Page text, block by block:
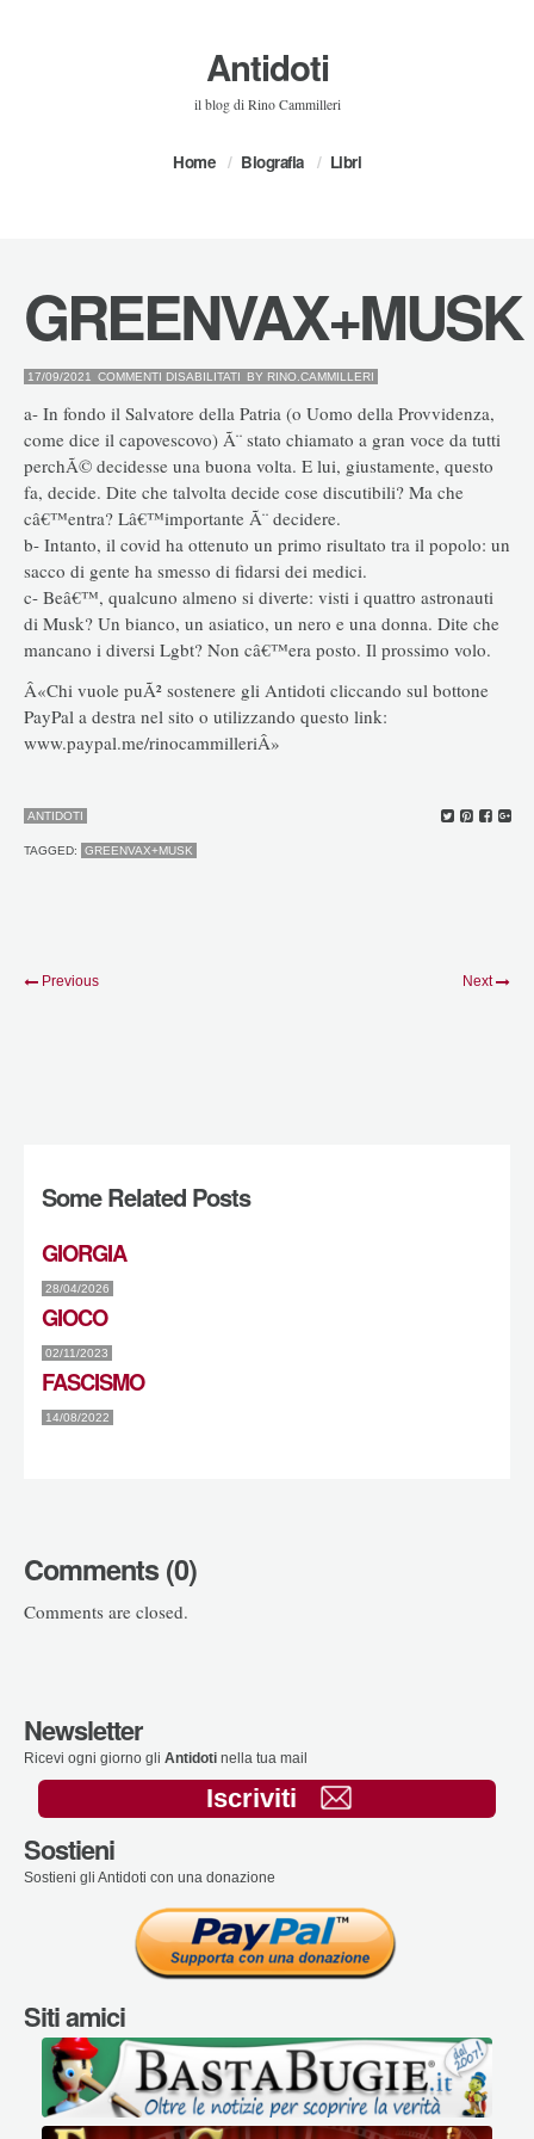
Antidoti
il blog di Rino Cammilleri
Home Biografia Libri
GREENVAX+MUSK
17/09/2021 COMMENTI DISABILITATI SU
BY RINO.CAMMILLERI
a- In fondo il Salvatore della Patria (o Uomo della Provvidenza,
come dice il capovescovo) Ã¨ stato chiamato a gran voce da tutti
perchÃ© decidesse una buona volta. E lui, giustamente, questo
fa, decide. Dite che talvolta decide cose discutibili? Ma che
câ€™entra? Lâ€™importante Ã¨ decidere.
b- Intanto, il covid ha ottenuto un primo risultato tra il popolo: un
sacco di gente ha smesso di fidarsi dei medici.
c- Beâ€™, qualcuno almeno si diverte: visti i quattro astronauti
di Musk? Un bianco, un asiatico, un nero e una donna. Dite che
mancano i diversi Lgbt? Non câ€™era posto. Il prossimo volo.
Â«Chi vuole puÃ² sostenere gli Antidoti cliccando sul bottone
PayPal a destra nel sito o utilizzando questo link:
www.paypal.me/rinocammilleriÂ»
ANTIDOTI
TAGGED: GREENVAX+MUSK
Previous Next
Some Related Posts
GIORGIA
28/04/2026
GIOCO
02/11/2023
FASCISMO
14/08/2022
Comments (0)
Comments are closed.
Newsletter
Ricevi ogni giorno gli Antidoti nella tua mail
Iscriviti
Sostieni
Sostieni gli Antidoti con una donazione
Siti amici